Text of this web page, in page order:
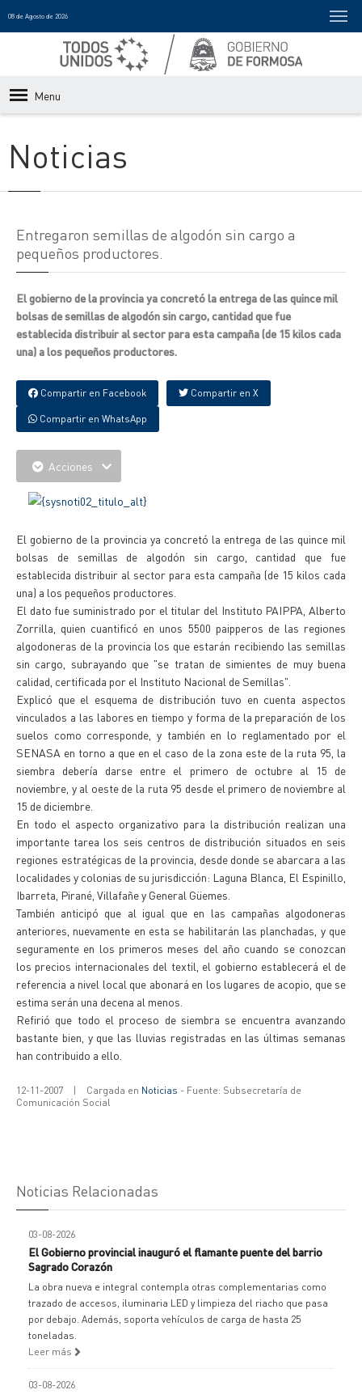
08 de Agosto de 2026
Menu
Noticias
Entregaron semillas de algodón sin cargo a
pequeños productores.
El gobierno de la provincia ya concretó la entrega de las quince mil
bolsas de semillas de algodón sin cargo, cantidad que fue
establecida distribuir al sector para esta campaña (de 15 kilos cada
una) a los pequeños productores.
Compartir en Facebook Compartir en X
Compartir en WhatsApp
Acciones
El gobierno de la provincia ya concretó la entrega de las quince mil
bolsas de semillas de algodón sin cargo, cantidad que fue
establecida distribuir al sector para esta campaña (de 15 kilos cada
una) a los pequeños productores.
El dato fue suministrado por el titular del Instituto PAIPPA, Alberto
Zorrilla, quien cuantificó en unos 5500 paipperos de las regiones
algodoneras de la provincia los que estarán recibiendo las semillas
sin cargo, subrayando que "se tratan de simientes de muy buena
calidad, certificada por el Instituto Nacional de Semillas".
Explicó que el esquema de distribución tuvo en cuenta aspectos
vinculados a las labores en tiempo y forma de la preparación de los
suelos como corresponde, y también en lo reglamentado por el
SENASA en torno a que en el caso de la zona este de la ruta 95, la
siembra debería darse entre el primero de octubre al 15 de
noviembre, y al oeste de la ruta 95 desde el primero de noviembre al
15 de diciembre.
En todo el aspecto organizativo para la distribución realizan una
importante tarea los seis centros de distribución situados en seis
regiones estratégicas de la provincia, desde donde se abarcara a las
localidades y colonias de su jurisdicción: Laguna Blanca, El Espinillo,
Ibarreta, Pirané, Villafañe y General Güemes.
También anticipó que al igual que en las campañas algodoneras
anteriores, nuevamente en esta se habilitarán las planchadas, y que
seguramente en los primeros meses del año cuando se conozcan
los precios internacionales del textil, el gobierno establecerá el de
referencia a nivel local que abonará en los lugares de acopio, que se
estima serán una decena al menos.
Refirió que todo el proceso de siembra se encuentra avanzando
bastante bien, y que las lluvias registradas en las últimas semanas
han contribuido a ello.
12-11-2007 | Cargada en Noticias - Fuente: Subsecretaría de
Comunicación Social
Noticias Relacionadas
03-08-2026
El Gobierno provincial inauguró el flamante puente del barrio
Sagrado Corazón
La obra nueva e integral contempla otras complementarias como
trazado de accesos, iluminaria LED y limpieza del riacho que pasa
por debajo. Además, soporta vehículos de carga de hasta 25
toneladas.
Leer más
03-08-2026